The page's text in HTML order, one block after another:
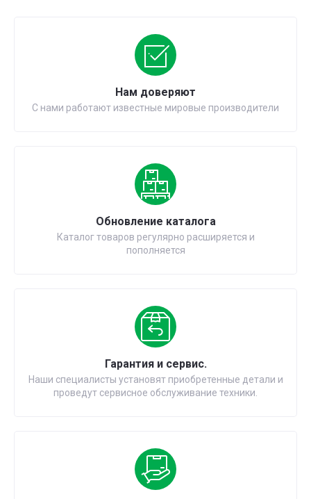
Нам доверяют
С нами работают известные мировые производители
Обновление каталога
Каталог товаров регулярно расширяется и
пополняется
Гарантия и сервис.
Наши специалисты установят приобретенные детали и
проведут сервисное обслуживание техники.